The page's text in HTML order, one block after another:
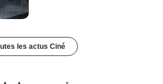
les actus Ciné